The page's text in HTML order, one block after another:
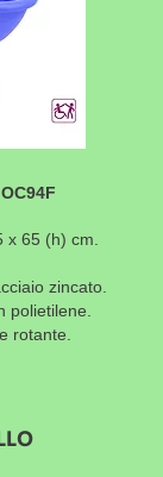
x 65(h) cm.
zincato.
polietilene.
rotante.